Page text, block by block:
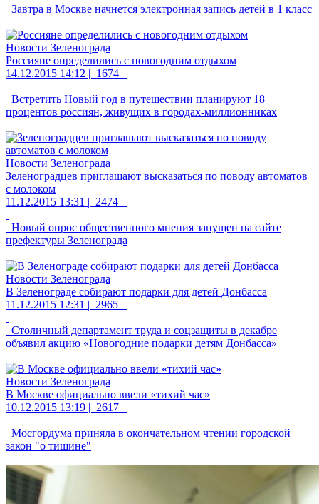
Завтра в Москве начнется электронная запись детей в 1 класс
Новости Зеленограда
Россияне определились с новогодним отдыхом
14.12.2015 14:12 | 1674
Встретить Новый год в путешествии планируют 18
процентов россиян, живущих в городах-миллионниках
Новости Зеленограда
Зеленоградцев приглашают высказаться по поводу автоматов
с молоком
11.12.2015 13:31 | 2474
Новый опрос общественного мнения запущен на сайте
префектуры Зеленограда
Новости Зеленограда
В Зеленограде собирают подарки для детей Донбасса
11.12.2015 12:31 | 2965
Столичный департамент труда и соцзащиты в декабре
объявил акцию «Новогодние подарки детям Донбасса»
Новости Зеленограда
В Москве официально ввели «тихий час»
10.12.2015 13:19 | 2617
Мосгордума приняла в окончательном чтении городской
закон "о тишине"